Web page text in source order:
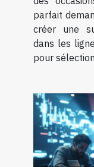
parfait
créer une
dans les
pour